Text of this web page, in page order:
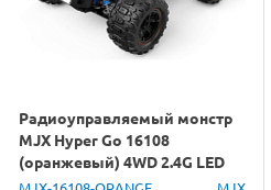
Радиоуправляемый монстр
MJX Hyper Go 16108
(оранжевый) 4WD 2.4G LED
1/16 RTR